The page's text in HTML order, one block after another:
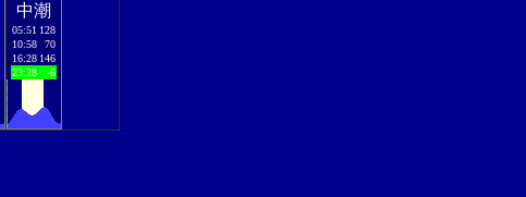
中潮
05:51 128
10:58
70
16:28 146
23:28
-6